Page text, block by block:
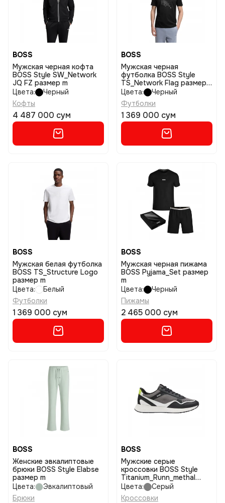
BOSS
Мужская черная кофта
BOSS Style SW_Network
JQ FZ размер m
Цвета:
Черный
Кофты
4 487 000 сум
BOSS
Мужская черная
футболка BOSS Style
TS_Network Flag размер
m
Цвета:
Черный
Футболки
1 369 000 сум
BOSS
Мужская белая футболка
BOSS TS_Structure Logo
размер m
Цвета:
Белый
Футболки
1 369 000 сум
BOSS
Мужская черная пижама
BOSS Pyjama_Set размер
m
Цвета:
Черный
Пижамы
2 465 000 сум
BOSS
Женские эвкалиптовые
брюки BOSS Style Elabse
размер m
Цвета:
Эвкалиптовый
Брюки
BOSS
Мужские серые
кроссовки BOSS Style
Titanium_Runn_methal
размер 44
Цвета:
Серый
Кроссовки